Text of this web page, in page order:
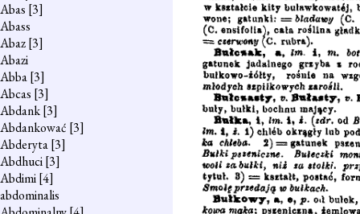
Abas [3]
Abass
Abaz[3]
Abazi
Abba[3]
Abcas [3]
Abdank[3]
Abdankować [3]
Abderyta[3]
Abdhuci[3]
Abdimi[4]
abdominalis